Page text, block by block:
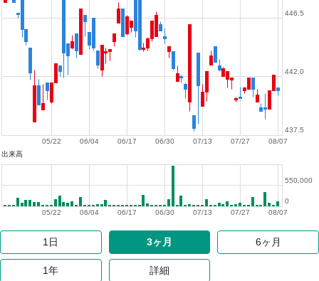
08/07
07/27
07/13
06/30
06/17
06/04
05/22
437.5
442.0
446.5
出来高
08/07
07/27
07/13
06/30
06/17
06/04
05/22
0
550,000
1日 3ヶ月 6ヶ月
1年 詳細